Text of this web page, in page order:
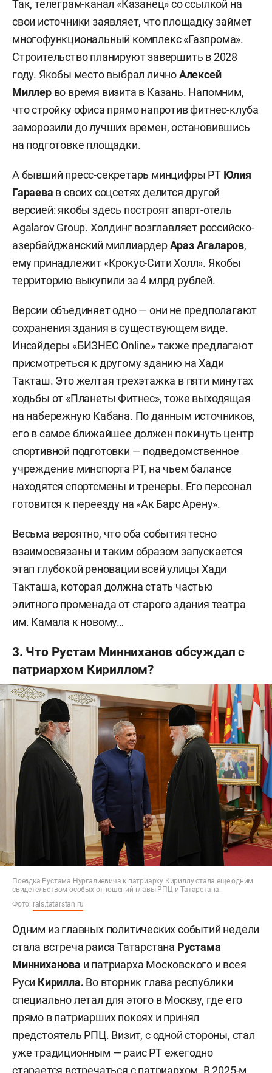
Так, телеграм-канал «Казанец» со ссылкой на
свои источники заявляет, что площадку займет
многофункциональный комплекс «Газпрома».
Строительство планируют завершить в 2028
году. Якобы место выбрал личноАлексей
Миллерво время визита в Казань. Напомним,
что стройку офиса прямо напротив фитнес-клуба
заморозили до лучших времен, остановившись
на подготовке площадки.
А бывший пресс-секретарь минцифры РТ Юлия
Гараева в своих соцсетях делится другой
версией: якобы здесь построят апарт-отель
Agalarov Group. Холдинг возглавляет российско-
азербайджанский миллиардерАраз Агаларов,
ему принадлежит «Крокус-Сити Холл». Якобы
территорию выкупили за 4 млрд рублей.
Версии объединяет одно — они не предполагают
сохранения здания в существующем виде.
Инсайдеры «БИЗНЕС Online» также предлагают
присмотреться к другому зданию на Хади
Такташ. Это желтая трехэтажка в пяти минутах
ходьбы от «Планеты Фитнес», тоже выходящая
на набережную Кабана. По данным источников,
его в самое ближайшее должен покинуть центр
спортивной подготовки — подведомственное
учреждение минспорта РТ, на чьем балансе
находятся спортсмены и тренеры. Его персонал
готовится к переезду на «Ак Барс Арену».
Весьма вероятно, что оба события тесно
взаимосвязаны и таким образом запускается
этап глубокой реновации всей улицы Хади
Такташа, которая должна стать частью
элитного променада от старого здания театра
им. Камала к новому…
3. Что Рустам Минниханов обсуждал с
патриархом Кириллом?
Поездка Рустама Нургалиевича к патриарху Кириллу стала еще одним
свидетельством особых отношений главы РПЦ и Татарстана.
Фото: rais.tatarstan.ru
Одним из главных политических событий недели
стала встреча раиса Татарстана Рустама
Минниханова и патриарха Московского и всея
Руси Кирилла. Во вторник глава республики
специально летал для этого в Москву, где его
прямо в патриарших покоях и принял
предстоятель РПЦ. Визит, с одной стороны, стал
уже традиционным — раис РТ ежегодно
старается встречаться с патриархом. В 2025-м